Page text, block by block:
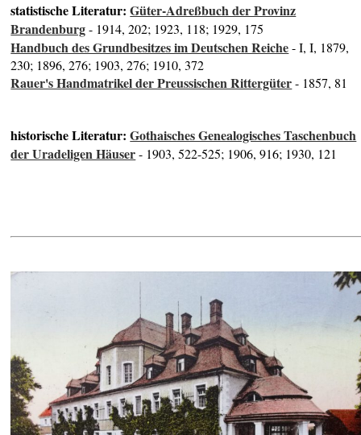
statistische Literatur:Güter-Adreßbuch der Provinz
Brandenburg- 1914, 202; 1923, 118; 1929, 175
Handbuch des Grundbesitzes im Deutschen Reiche- I, I, 1879,
230; 1896, 276; 1903, 276; 1910, 372
Rauer's Handmatrikel der Preussischen Rittergüter- 1857, 81
historische Literatur:Gothaisches Genealogisches Taschenbuch
der Uradeligen Häuser- 1903, 522-525; 1906, 916; 1930, 121